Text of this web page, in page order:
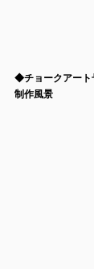
◆チョークアー
制作風景